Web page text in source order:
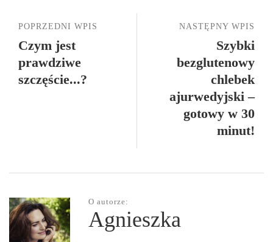
NASTĘPNY WPIS
Szybki
bezglutenowy
chlebek
ajurwedyjski –
gotowy w 30
minut!
POPRZEDNI WPIS
Czym jest
prawdziwe
szczęście...?
O autorze:
Agnieszka